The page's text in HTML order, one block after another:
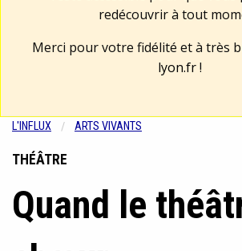
redécouvrir à tout
Merci pour votre fidélité et à très
lyon.fr!
L'INFLUX ARTS VIVANTS
THÉÂTRE
Quand le